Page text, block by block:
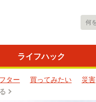
ライフハック
ター 買ってみたい 災害